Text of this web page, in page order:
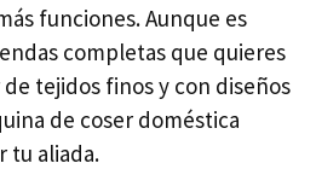
funciones. Aunque es
completas que quieres
tejidos finos y con diseños
de coser doméstica
tu aliada.